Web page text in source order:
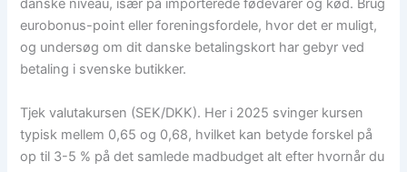
danske niveau, især på importerede fødevarer og kød. Brug
eurobonus-point eller foreningsfordele, hvor det er muligt,
og undersøg om dit danske betalingskort har gebyr ved
betaling i svenske butikker.
Tjek valutakursen (SEK/DKK). Her i 2025 svinger kursen
typisk mellem 0,65 og 0,68, hvilket kan betyde forskel på
op til 3-5 % på det samlede madbudget alt efter hvornår du